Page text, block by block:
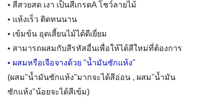
• สีสวยสด เงา เป็นสีเกรดA โชว์ลายไม้
• แห้งเร็ว ติดทนนาน
• เข้มข้น อุดเสี้ยนไม้ได้ดีเยี่ยม
• สามารถผสมกับสีรหัสอื่นเพื่อให้ได้สีใหม่ที่ต้องการ
• ผสมหรือเจือจางด้วย "น้ำมันซักแห้ง"
(ผสม"น้ำมันซักแห้ง"มากจะได้สีอ่อน , ผสม"น้ำมัน
ซักแห้ง"น้อยจะได้สีเข้ม)